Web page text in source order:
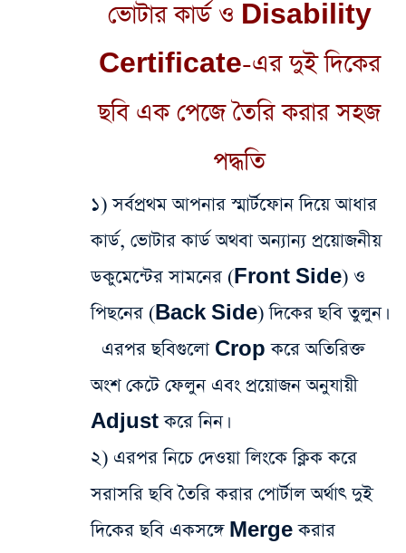
ভোটার কার্ড ও Disability
Certificate-এর দুই দিকের
ছবি এক পেজে তৈরি করার সহজ
পদ্ধতি
১) সর্বপ্রথম আপনার স্মার্টফোন দিয়ে আধার
কার্ড, ভোটার কার্ড অথবা অন্যান্য প্রয়োজনীয়
ডকুমেন্টের সামনের (Front Side) ও
পিছনের (Back Side) দিকের ছবি তুলুন।
এরপর ছবিগুলো Crop করে অতিরিক্ত
অংশ কেটে ফেলুন এবং প্রয়োজন অনুযায়ী
Adjust করে নিন।
২) এরপর নিচে দেওয়া লিংকে ক্লিক করে
সরাসরি ছবি তৈরি করার পোর্টাল অর্থাৎ দুই
দিকের ছবি একসঙ্গে Merge করার